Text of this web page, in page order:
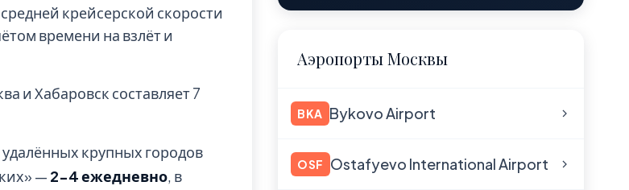
крейсерской скорости
времени на взлёт и
и Хабаровск составляет 7
крупных городов
— 2-4 ежедневно, в
Аэропорты Москвы
BKA Bykovo Airport
OSF Ostafyevo International Airport